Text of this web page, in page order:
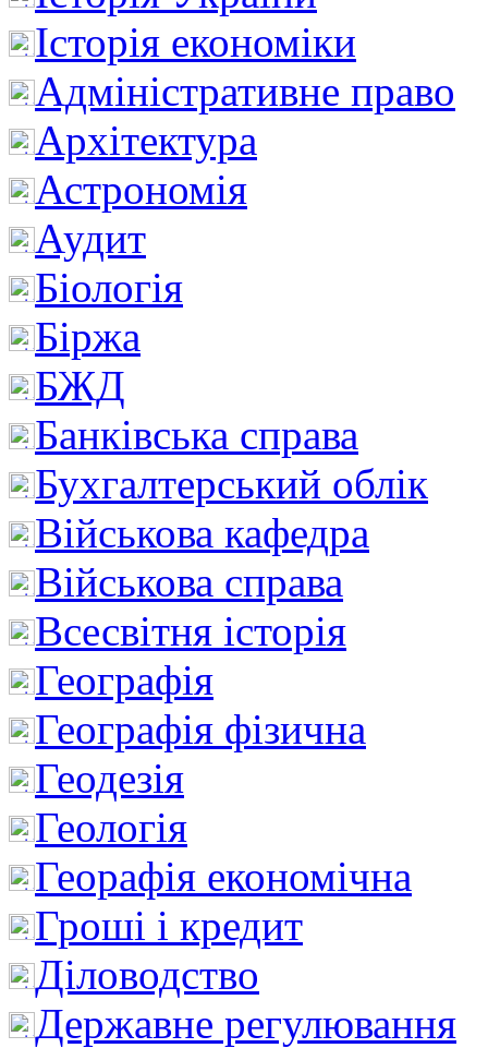
Історія економіки
Адміністративне право
Архітектура
Астрономія
Аудит
Біологія
Біржа
БЖД
Банківська справа
Бухгалтерський облік
Військова кафедра
Військова справа
Всесвітня історія
Географія
Географія фізична
Геодезія
Геологія
Георафія економічна
Гроші і кредит
Діловодство
Державне регулювання